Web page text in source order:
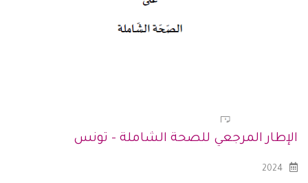
الإطار المرجعي للصحة الشاملة - تونس
2024